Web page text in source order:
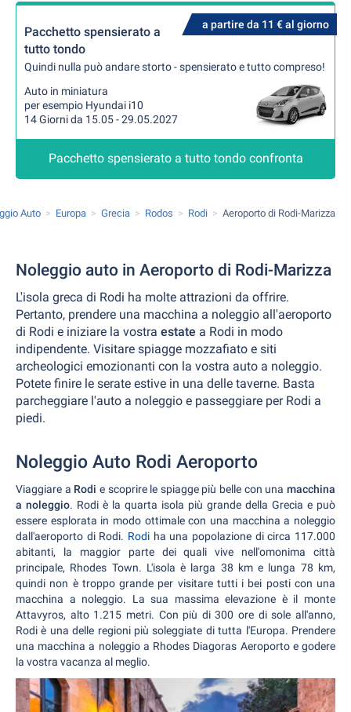
a partire da 11 € al giorno
Pacchetto spensierato a
tutto tondo
Quindi nulla può andare storto - spensierato e tutto compreso!
Auto in miniatura
per esempio Hyundai i10
14 Giorni da 15.05 - 29.05.2027
Pacchetto spensierato a tutto tondo confronta
Auto Europa Grecia Rodos Rodi Aeroporto di Rodi-Marizza
Noleggio auto in Aeroporto di Rodi-Marizza
L'isola greca di Rodi ha molte attrazioni da offrire.
Pertanto, prendere una macchina a noleggio all'aeroporto
di Rodi e iniziare la vostra estate a Rodi in modo
indipendente. Visitare spiagge mozzafiato e siti
archeologici emozionanti con la vostra auto a noleggio.
Potete finire le serate estive in una delle taverne. Basta
parcheggiare l'auto a noleggio e passeggiare per Rodi a
piedi.
Noleggio Auto Rodi Aeroporto
Viaggiare a Rodi e scoprire le spiagge più belle con unamacchina
a noleggio. Rodi è la quarta isola più grande della Grecia e può
essere esplorata in modo ottimale con una macchina a noleggio
dall'aeroporto di Rodi. Rodi ha una popolazione di circa 117.000
abitanti, la maggior parte dei quali vive nell'omonima città
principale, Rhodes Town. L'isola è larga 38 km e lunga 78 km,
quindi non è troppo grande per visitare tutti i bei posti con una
macchina a noleggio. La sua massima elevazione è il monte
Attavyros, alto 1.215 metri. Con più di 300 ore di sole all'anno,
Rodi è una delle regioni più soleggiate di tutta l'Europa. Prendere
una macchina a noleggio a Rhodes Diagoras Aeroporto e godere
la vostra vacanza al meglio.